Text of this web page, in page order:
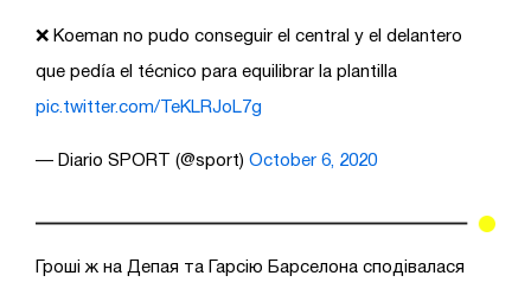
❌ Koeman no pudo conseguir el central y el delantero
que pedía el técnico para equilibrar la plantilla
pic.twitter.com/TeKLRJoL7g
— Diario SPORT (@sport) October 6, 2020
Гроші ж на Депая та Гарсію Барселона сподівалася